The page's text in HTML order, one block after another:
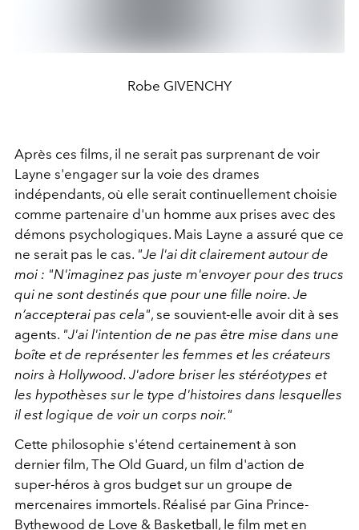
Robe GIVENCHY
Après ces films, il ne serait pas surprenant de voir
Layne s'engager sur la voie des drames
indépendants, où elle serait continuellement choisie
comme partenaire d'un homme aux prises avec des
démons psychologiques. Mais Layne a assuré que ce
ne serait pas le cas. "Je l'ai dit clairement autour de
moi : "N'imaginez pas juste m'envoyer pour des trucs
qui ne sont destinés que pour une fille noire. Je
n’accepterai pas cela", se souvient-elle avoir dit à ses
agents. "J'ai l'intention de ne pas être mise dans une
boîte et de représenter les femmes et les créateurs
noirs à Hollywood. J'adore briser les stéréotypes et
les hypothèses sur le type d'histoires dans lesquelles
il est logique de voir un corps noir."
Cette philosophie s'étend certainement à son
dernier film, The Old Guard, un film d'action de
super-héros à gros budget sur un groupe de
mercenaires immortels. Réalisé par Gina Prince-
Bythewood de Love & Basketball, le film met en